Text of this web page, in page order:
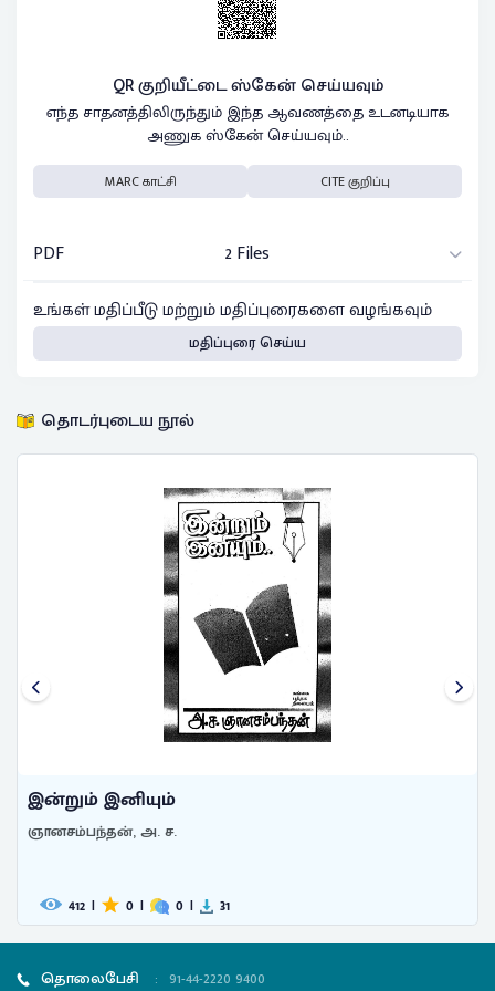
QR குறியீட்டை ஸ்கேன் செய்யவும்
எந்த சாதனத்திலிருந்தும் இந்த ஆவணத்தை உடனடியாக
அணுக ஸ்கேன் செய்யவும்..
MARC காட்சி CITE குறிப்பு
PDF
2 Files
உங்கள் மதிப்பீடு மற்றும் மதிப்புரைகளை வழங்கவும்
மதிப்புரை செய்ய
தொடர்புடைய நூல்
இன்றும் இனியும்
ஞானசம்பந்தன், அ. ச.
412 | 0 | 0 | 31
தொலைபேசி : 91-44-2220 9400